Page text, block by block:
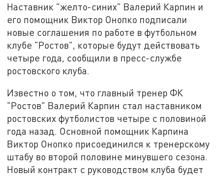
Наставник "желто-синих" Валерий Карпин и
его помощник Виктор Онопко подписали
новые соглашения по работе в футбольном
клубе "Ростов", которые будут действовать
четыре года, сообщили в пресс-службе
ростовского клуба.
Известно о том, что главный тренер ФК
"Ростов" Валерий Карпин стал наставником
ростовских футболистов четыре с половиной
года назад. Основной помощник Карпина
Виктор Онопко присоединился к тренерскому
штабу во второй половине минувшего сезона.
Новый контракт с руководством клуба будет